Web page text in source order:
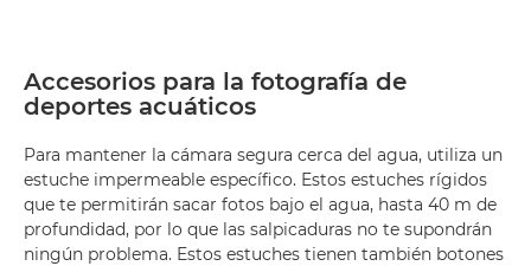
Accesorios para la fotografía de
deportes acuáticos
Para mantener la cámara segura cerca del agua, utiliza un
estuche impermeable específico. Estos estuches rígidos
que te permitirán sacar fotos bajo el agua, hasta 40 m de
profundidad, por lo que las salpicaduras no te supondrán
ningún problema. Estos estuches tienen también botones